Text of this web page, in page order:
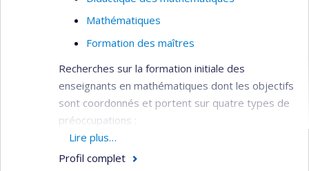
Recherche collaborative
Ethnomathématique
Mathématiques inuites
Mathématiques
Formation des maîtres
Recherches sur la formation initiale des
enseignants en mathématiques dont les objectifs
sont coordonnés et portent sur quatre types de
préoccupations :
Didactique des mathématiques : décrire et
mieux comprendre la formation des maîtres
Lire plus…
Profil complet